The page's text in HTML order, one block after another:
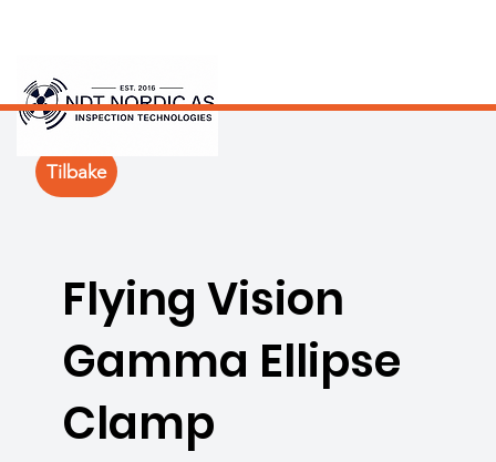
Flying Vision
Gamma Ellipse
Clamp
Tilbake